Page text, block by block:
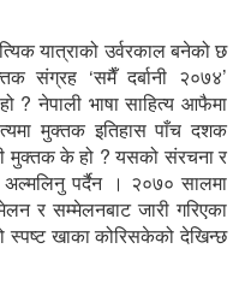
यात्राको उर्वरकाल बनेको छ
संग्रह ‘समैँ दर्बानी २०७४’
? नेपाली भाषा साहित्य आफैमा
मुक्तक इतिहास पाँच दशक
मुक्तक के हो ? यसको संरचना र
पर्दैन । २०७० सालमा
र सम्मेलनबाट जारी गरिएका
खाका कोरिसकेको देखिन्छ